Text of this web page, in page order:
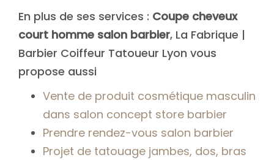
En plus de ses services : Coupe cheveux
court homme salon barbier, La Fabrique |
Barbier Coiffeur Tatoueur Lyon vous
propose aussi
Vente de produit cosmétique masculin
dans salon concept store barbier
Prendre rendez-vous salon barbier
Projet de tatouage jambes, dos, bras